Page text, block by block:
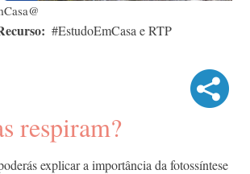
#EstudoEmCasa e RTP
respiram?​
explicar a importância da fotossíntese